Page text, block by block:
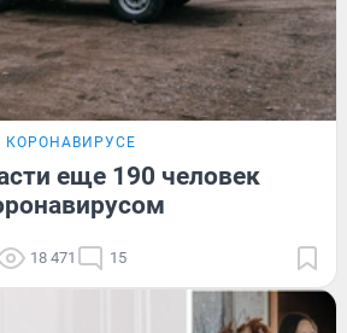
КОРОНАВИРУСЕ
еще 190 человек
18 471 15